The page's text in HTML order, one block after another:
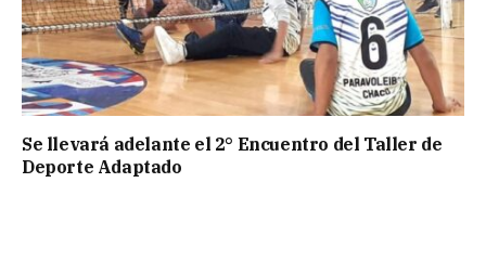
Se llevará adelante el 2° Encuentro del Taller de
Deporte Adaptado